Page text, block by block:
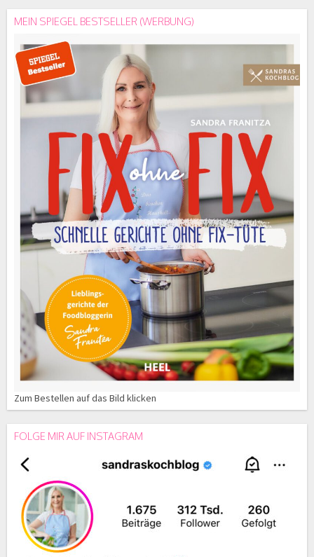
MEIN SPIEGEL BESTSELLER (WERBUNG)
Zum Bestellen auf das Bild klicken
FOLGE MIR AUF INSTAGRAM